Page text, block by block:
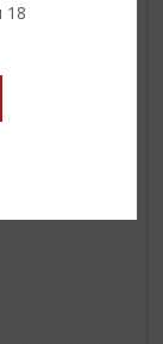
18
Black
van
Black Barrel